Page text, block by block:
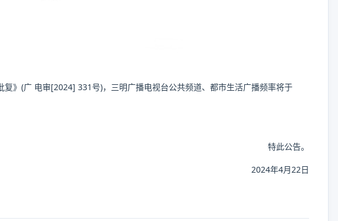
》(广 电审[2024] 331号)，三明广播电视台公共频道、都市生活广播频率将于
特此公告。
2024年4月22日